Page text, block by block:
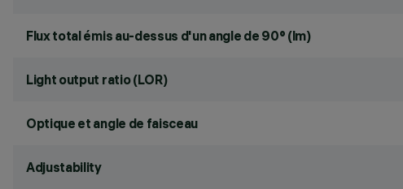
Flux total émis au-dessus d'un angle de 90° (lm)
Light output ratio (LOR)
Optique et angle de faisceau
Adjustability